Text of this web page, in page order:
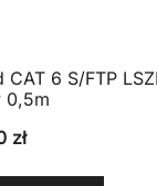
6 S/FTP
0,5m
zł